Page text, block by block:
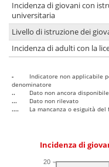
Incidenza di giovani con
universitaria
Livello di istruzione dei
Incidenza di adulti con la
-
Indicatore non applicabile
denominatore
..
Dato non ancora disponibile
...
Dato non rilevato
....
La mancanza o esiguità
Incidenza di
20